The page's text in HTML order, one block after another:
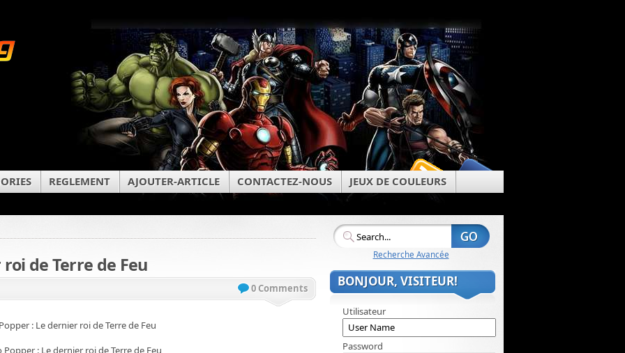
REGLEMENT AJOUTER-ARTICLE CONTACTEZ-NOUS JEUX DE COULEURS
de Terre de Feu
0 Comments
: Le dernier roi de Terre de Feu
Recherche Avancée
BONJOUR, VISITEUR!
Utilisateur
Password